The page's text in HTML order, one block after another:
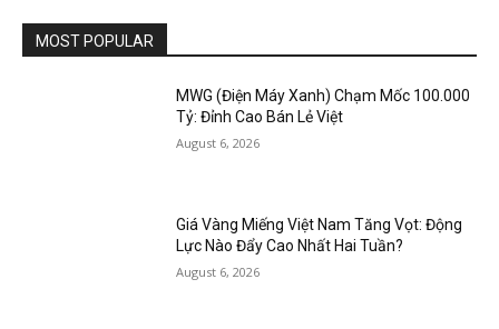
MOST POPULAR
MWG (Điện Máy Xanh) Chạm Mốc 100.000
Tỷ: Đỉnh Cao Bán Lẻ Việt
August 6, 2026
Giá Vàng Miếng Việt Nam Tăng Vọt: Động
Lực Nào Đẩy Cao Nhất Hai Tuần?
August 6, 2026